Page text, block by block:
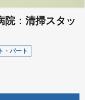
院：清掃スタッ
・パート